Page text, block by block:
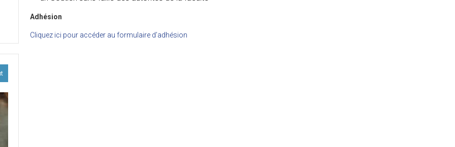
Adhésion
Cliquez ici pour accéder au formulaire d’adhésion